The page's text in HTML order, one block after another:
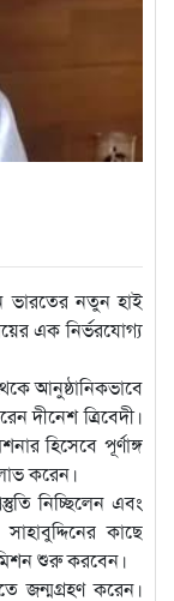
ভারতের নতুন হাই
এক নির্ভরযোগ্য
আনুষ্ঠানিকভাবে
দীনেশ ত্রিবেদী।
হিসেবে পূর্ণাঙ্গ
করেন।
নিচ্ছিলেন এবং
কাছে
শুরু করবেন।
জন্মগ্রহণ করেন।